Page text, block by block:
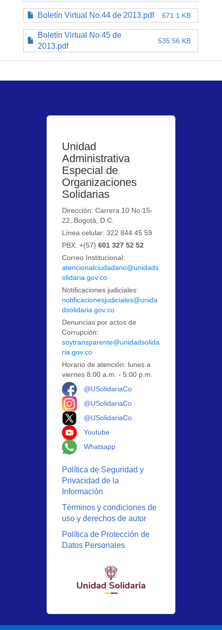
Boletín Virtual No.44 de 2013.pdf 671.1 KB
Boletín Virtual No.45 de
2013.pdf
535.56 KB
Unidad
Administrativa
Especial de
Organizaciones
Solidarias
Dirección: Carrera 10 No 15-
22, Bogotá, D.C.
Línea celular: 322 844 45 59
PBX: +(57)601 327 52 52
Correo Institucional:
atencionalciudadano@unidads
olidaria.gov.co
Notificaciones judiciales:
notificacionesjudiciales@unida
dsolidaria.gov.co
Denuncias por actos de
Corrupción:
soytransparente@unidadsolida
ria.gov.co
Horario de atención: lunes a
viernes 8:00 a.m. - 5:00 p.m.
@USolidariaCo
@USolidariaCo
@USolidariaCo
Youtube
Whatsapp
Política de Seguridad y
Privacidad de la
Información
Términos y condiciones de
uso y derechos de autor
Política de Protección de
Datos Personales